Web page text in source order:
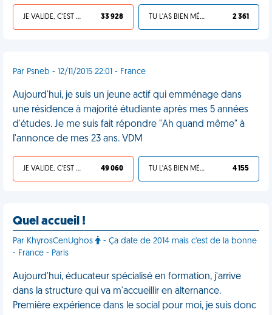
JE VALIDE, C'EST UNE VDM 33 928 TU L'AS BIEN MÉRITÉ 2 361
Par Psneb - 12/11/2015 22:01 - France
Aujourd'hui, je suis un jeune actif qui emménage dans
une résidence à majorité étudiante après mes 5 années
d'études. Je me suis fait répondre "Ah quand même" à
l'annonce de mes 23 ans. VDM
JE VALIDE, C'EST UNE VDM 49 060 TU L'AS BIEN MÉRITÉ 4 155
Quel accueil !
Par KhyrosCenUghos
- Ça date de 2014 mais c'est de la bonne
- France - Paris
Aujourd'hui, éducateur spécialisé en formation, j'arrive
dans la structure qui va m'accueillir en alternance.
Première expérience dans le social pour moi, je suis donc